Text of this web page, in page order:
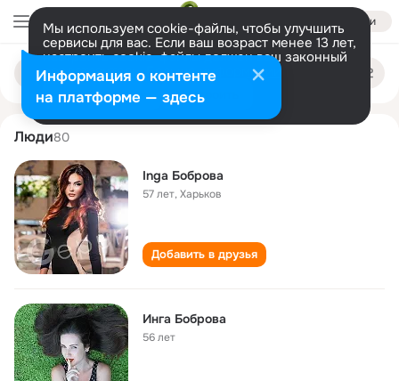
Войти
Мы используем cookie-файлы, чтобы улучшить
сервисы для вас. Если ваш возраст менее 13 лет,
настроить cookie-файлы должен ваш законный
представитель. Больше информации
Разрешить все Настроить
Поиск
людям
inga bobrova
Люди80
Inga Боброва
57 лет,Харьков
Добавить в друзья
Инга Боброва
56 лет
Информация о контенте
на платформе — здесь